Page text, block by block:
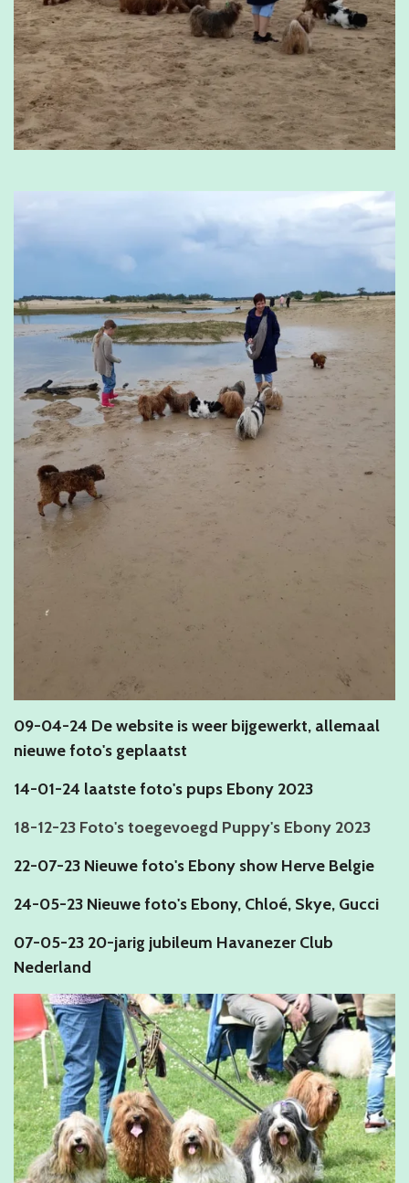
09-04-24 De website is weer bijgewerkt, allemaal
nieuwe foto's geplaatst
14-01-24 laatste foto's pups Ebony 2023
18-12-23 Foto's toegevoegd Puppy's Ebony 2023
22-07-23 Nieuwe foto's Ebony show Herve Belgie
24-05-23 Nieuwe foto's Ebony, Chloé, Skye, Gucci
07-05-23 20-jarig jubileum Havanezer Club
Nederland